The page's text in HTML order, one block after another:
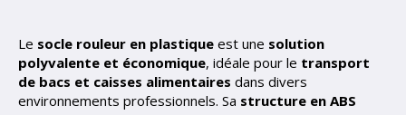
Le socle rouleur en plastique est une solution
polyvalente et économique, idéale pour le transport
de bacs et caisses alimentaires dans divers
environnements professionnels. Sa structure en ABS